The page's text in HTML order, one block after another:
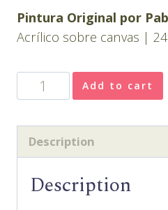
Pintura Original por
Acrílico sobre canvas |
Soñando
con
quantity
Add to cart
Description
Description